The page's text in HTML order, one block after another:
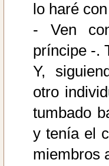
lo haré
- Ven
príncipe -.
Y,
otro
tumbado
y tenía el
miembros